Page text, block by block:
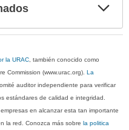
la URAC , también conocido como
Commission (www.urac.org).La
auditor independiente para verificar
estándares de calidad e integridad.
en alcanzar esta tan importante
la red. Conozca más sobrela politica